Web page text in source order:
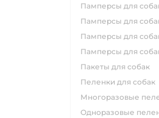
памперсы для
памперсы для
памперсы для
памперсы для
пакеты для собак
пеленки для собак
многоразовые
одноразовые